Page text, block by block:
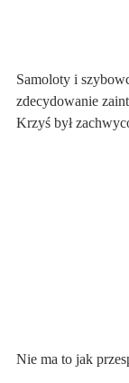
Samoloty i
zdecydowanie
Krzyś był
Nie ma to jak